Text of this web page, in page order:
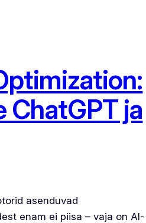
ChatGPT ja
asenduvad
enam ei piisa – vaja on AI-